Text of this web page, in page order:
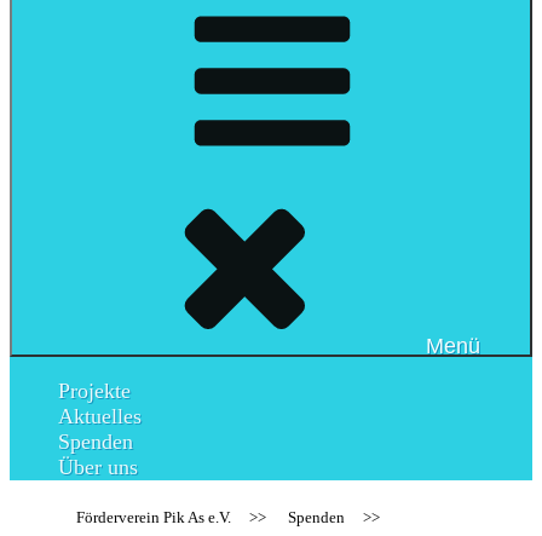
Menü
Projekte
Aktuelles
Spenden
Über uns
Förderverein Pik As e.V. >> Spenden
>>